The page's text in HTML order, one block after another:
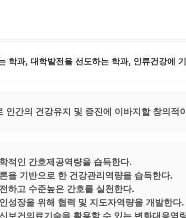
학과,대학발전을 선도하는 학과, 인류건강에
인간의 건강유지 및 증진에 이바지할 창의적
적인 간호제공역량을 습득한다.
을 기반으로 한 건강관리역량을 습득한다.
하고 수준높은 간호를 실천한다.
성장을 위해 협력 및 지도자역량을 개발한다.
보건의료기술을 활용할 수 있는 변화대응역